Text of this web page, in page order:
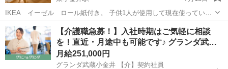
IKEA イーゼル ロール紙付き。 子供1人が使用して現在使っていな
いので出品します。 若干の汚れや傷はありますが、比較的綺麗です。
黒板のチョークも拭けばもう少し取れると思います。 画像の通り子供
の使用したものになりま...
東京 小金井市 東小金井駅 その他 黒板
【介護職急募！】入社時期はご気軽に相談
を！直近・月途中も可能です♪ グランダ武…
月給251,000円
グランダ武蔵小金井 【介】契約社員